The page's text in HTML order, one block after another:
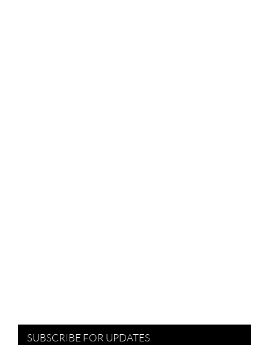
SUBSCRIBE FOR UPDATES